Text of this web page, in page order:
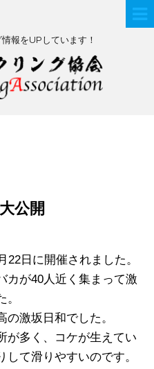
報をUPしています！
公開
日に開催されました。
カが40人近く集まって激
激坂日和でした。
が多く、コケが生えてい
て滑りやすいのです。